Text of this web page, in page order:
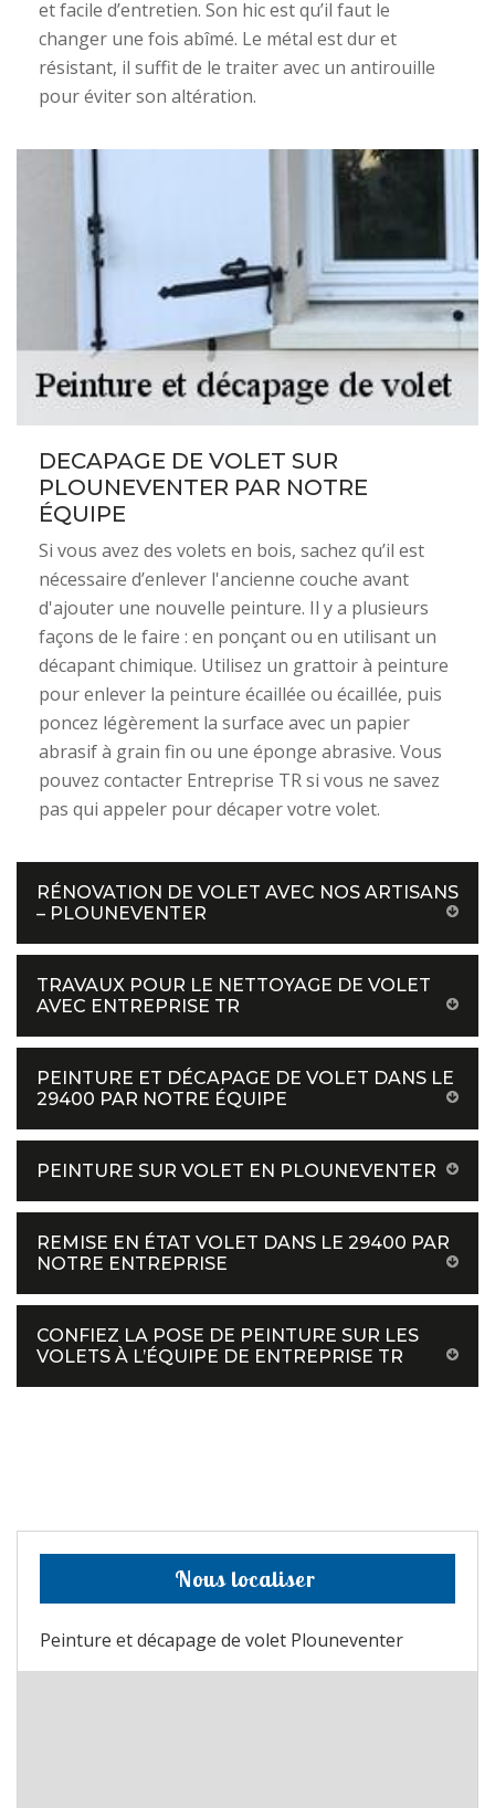
et facile d’entretien. Son hic est qu’il faut le
changer une fois abîmé. Le métal est dur et
résistant, il suffit de le traiter avec un antirouille
pour éviter son altération.
DECAPAGE DE VOLET SUR
PLOUNEVENTER PAR NOTRE
ÉQUIPE
Si vous avez des volets en bois, sachez qu’il est
nécessaire d’enlever l'ancienne couche avant
d'ajouter une nouvelle peinture. Il y a plusieurs
façons de le faire : en ponçant ou en utilisant un
décapant chimique. Utilisez un grattoir à peinture
pour enlever la peinture écaillée ou écaillée, puis
poncez légèrement la surface avec un papier
abrasif à grain fin ou une éponge abrasive. Vous
pouvez contacter Entreprise TR si vous ne savez
pas qui appeler pour décaper votre volet.
RÉNOVATION DE VOLET AVEC NOS ARTISANS
– PLOUNEVENTER
TRAVAUX POUR LE NETTOYAGE DE VOLET
AVEC ENTREPRISE TR
PEINTURE ET DÉCAPAGE DE VOLET DANS LE
29400 PAR NOTRE ÉQUIPE
PEINTURE SUR VOLET EN PLOUNEVENTER
REMISE EN ÉTAT VOLET DANS LE 29400 PAR
NOTRE ENTREPRISE
CONFIEZ LA POSE DE PEINTURE SUR LES
VOLETS À L’ÉQUIPE DE ENTREPRISE TR
Nous localiser
Peinture et décapage de volet Plouneventer